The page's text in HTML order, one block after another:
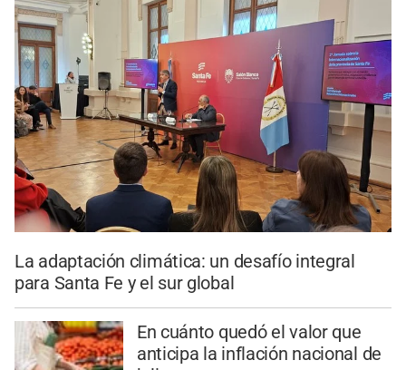
La adaptación climática: un desafío integral
para Santa Fe y el sur global
En cuánto quedó el valor que
anticipa la inflación nacional de